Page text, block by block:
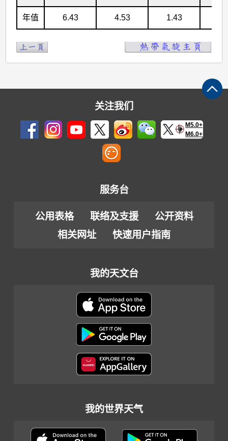
年值 6.43 4.53 1.43
关注我们
M5.0+
M6.0+
服务台
公用表格 联络及支援
公开资料
相关网址
快速用户指南
我的天文台
我的世界天气